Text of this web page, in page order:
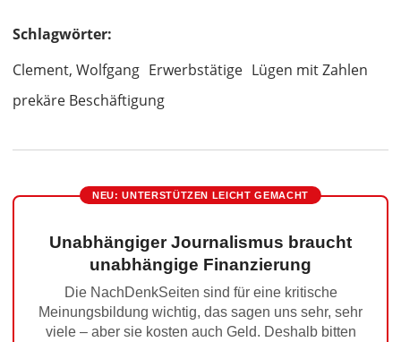
Schlagwörter:
Clement, Wolfgang Erwerbstätige Lügen mit Zahlen
prekäre Beschäftigung
NEU: UNTERSTÜTZEN LEICHT GEMACHT
Unabhängiger Journalismus braucht
unabhängige Finanzierung
Die NachDenkSeiten sind für eine kritische
Meinungsbildung wichtig, das sagen uns sehr, sehr
viele – aber sie kosten auch Geld. Deshalb bitten